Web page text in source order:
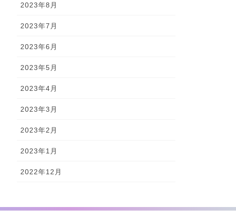
2023年8月
2023年7月
2023年6月
2023年5月
2023年4月
2023年3月
2023年2月
2023年1月
2022年12月